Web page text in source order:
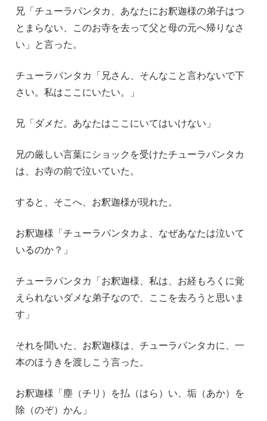
兄「チューラパンタカ、あなたにお釈迦様の弟子はつ
とまらない、このお寺を去って父と母の元へ帰りなさ
い」と言った。
チューラパンタカ「兄さん、そんなこと言わないで下
さい。私はここにいたい。」
兄「ダメだ。あなたはここにいてはいけない」
兄の厳しい言葉にショックを受けたチューラパンタカ
は、お寺の前で泣いていた。
すると、そこへ、お釈迦様が現れた。
お釈迦様「チューラパンタカよ、なぜあなたは泣いて
いるのか？」
チューラパンタカ「お釈迦様、私は、お経もろくに覚
えられないダメな弟子なので、ここを去ろうと思いま
す」
それを聞いた、お釈迦様は、チューラパンタカに、一
本のほうきを渡しこう言った。
お釈迦様「塵（チリ）を払（はら）い、垢（あか）を
除（のぞ）かん」